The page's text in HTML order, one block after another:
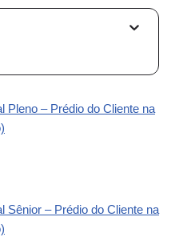
Pleno – Prédio do Cliente na
Sênior – Prédio do Cliente na